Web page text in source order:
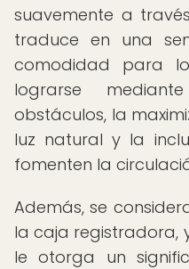
suavemente a
traduce en una
comodidad para
lograrse
obstáculos, la
luz natural y la
fomenten la
Además, se
la caja registradora,
le otorga un